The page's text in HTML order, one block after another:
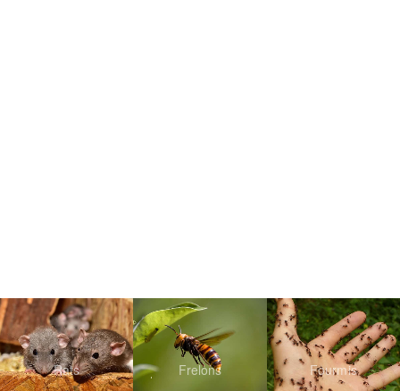
Rats Frelons Fourmis